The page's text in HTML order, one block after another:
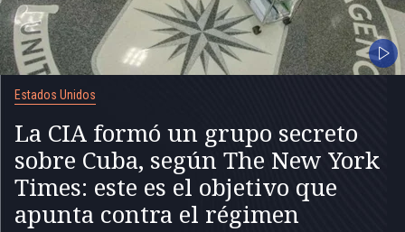
Estados Unidos
La CIA formó un grupo secreto
sobre Cuba, según The New York
Times: este es el objetivo que
apunta contra el régimen